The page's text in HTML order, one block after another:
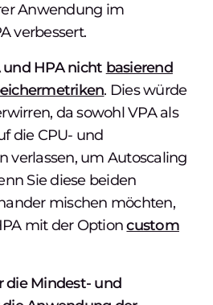
Anwendung im
verbessert.
und HPA nicht basierend
. Dies würde
da sowohl VPA als
die CPU- und
verlassen, um Autoscaling
Sie diese beiden
mischen möchten,
mit der Optioncustom
die Mindest- und